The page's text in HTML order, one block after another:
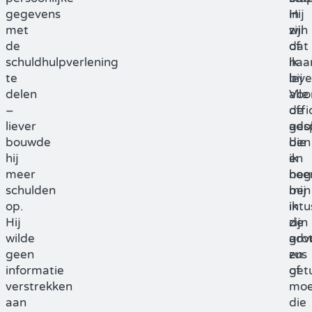
gegevens
met
de
schuldhulpverlening
te
delen
–
liever
bouwde
hij
meer
schulden
op.
Hij
wilde
geen
informatie
verstrekken
aan
Hij
wil
dat
ik
bij
alle
ben
en
mij
zijn
en
in
zijn
of
de
die
ik
ben
ik
de
zus
of
die